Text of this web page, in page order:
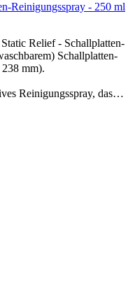
Reinigungsspray - 250 ml
Relief - Schallplatten-
Schallplatten-
mm).
Reinigungsspray, das…